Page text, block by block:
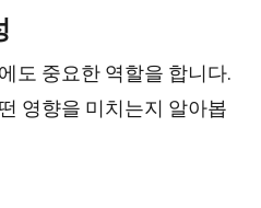
도 중요한 역할을 합니다.
영향을 미치는지 알아봅